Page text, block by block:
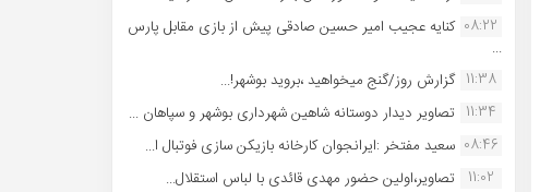
08:22 کنایه عجیب امیر حسین صادقی پیش از بازی مقابل پارس
...
11:38 گزارش روز/گنج میخواهید ،بروید بوشهر!...
11:34 تصاویر دیدار دوستانه شاهین شهردارى بوشهر و سپاهان ...
08:46 سعید مفتخر :ایرانجوان کارخانه بازیکن سازی فوتبال ا...
11:02
تصاویر،اولین حضور مهدی قائدی با لباس استقلال...